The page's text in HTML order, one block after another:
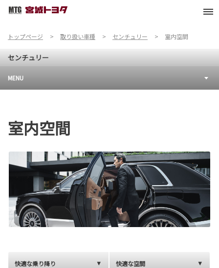
トップページ 取り扱い車種 センチュリー 室内空間
センチュリー
MENU
室内空間
快適な乗り降り 快適な空間